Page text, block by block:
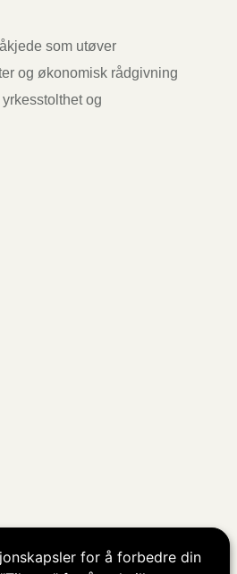
for å forbedre din
som utøver
og økonomisk rådgivning
og
AS. Alle rettigheter